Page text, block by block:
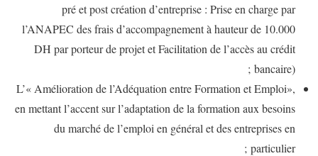
pré et post création d’entreprise : Prise en charge par
l’ANAPEC des frais d’accompagnement à hauteur de 10.000
DH par porteur de projet et Facilitation de l’accès au crédit
bancaire) ;
L’« Amélioration de l’Adéquation entre Formation et Emploi»,
en mettant l’accent sur l’adaptation de la formation aux besoins
du marché de l’emploi en général et des entreprises en
particulier ;